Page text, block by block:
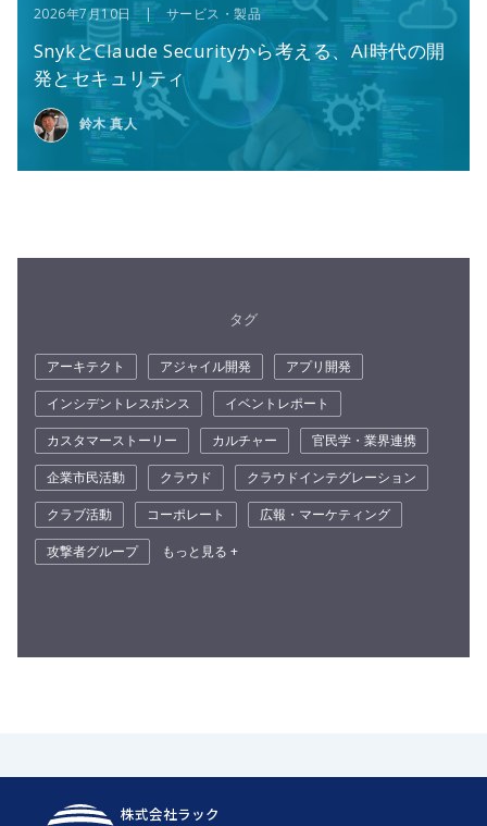
2026年7月10日 | サービス・製品
SnykとClaude Securityから考える、AI時代の開
発とセキュリティ
鈴木 真人
タグ
アーキテクト アジャイル開発
アプリ開発
インシデントレスポンス
イベントレポート
カスタマーストーリー
カルチャー
官民学・業界連携
企業市民活動
クラウド
クラウドインテグレーション
クラブ活動
コーポレート
広報・マーケティング
攻撃者グループ
もっと見る +
株式会社ラック